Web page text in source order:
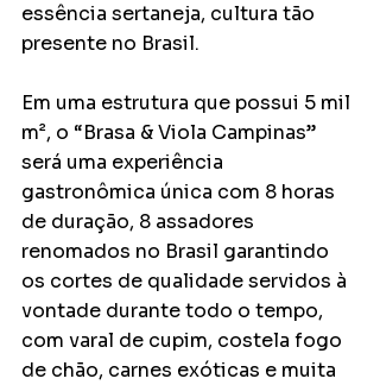
essência sertaneja, cultura tão
presente no Brasil.
Em uma estrutura que possui 5 mil
m², o “Brasa & Viola Campinas”
será uma experiência
gastronômica única com 8 horas
de duração, 8 assadores
renomados no Brasil garantindo
os cortes de qualidade servidos à
vontade durante todo o tempo,
com varal de cupim, costela fogo
de chão, carnes exóticas e muita